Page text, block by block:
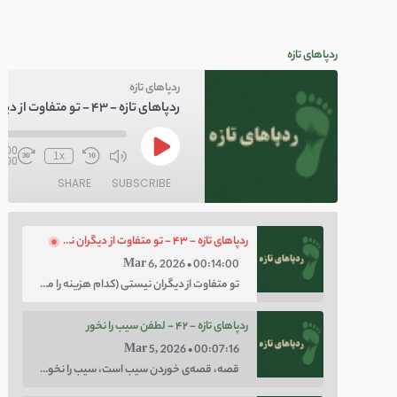
ردپاهای تازه
ردپاهای تازه
1x
SUBSCRIBE
SHARE
ردپاهای تازه - ۴۳ - تو متفاوت از دیگران نیستی
Mar 6, 2026 • 00:14:00
تو متفاوت از دیگران نیستی (کدام هزینه را می‌خواهی پرداخت کنی؛ هزینه‌ی چاق بودن یا لاغر بودن؟ با توهم متفاوت بودن کار را برای خودت سخت نکن.)
ردپاهای تازه - ۴۲ - لطفن سیب را نخور
Mar 5, 2026 • 00:07:16
قصه، قصه‌ی خوردن سیب است، سیب را نخور، اعتماد کن.